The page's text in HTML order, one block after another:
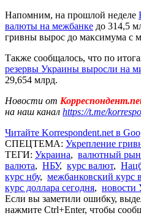
Напомним, на прошлой неделе
валюты на межбанке до 314,5
гривны вырос до максимума с
Также сообщалось, что по
резервы Украины выросли на
29,654 млрд.
Новости от
на наш канал https://t.me/
Читайте Korrespondent.net в
СПЕЦТЕМА: Укрепление
ТЕГИ: Украина, валютный
валюта, НБУ, курс валют,
курс нбу, межбанковский курс
курс доллара сегодня, новости
Если вы заметили ошибку,
нажмите Ctrl+Enter, чтобы